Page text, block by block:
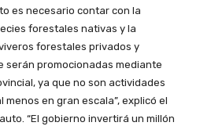
es necesario contar con la
forestales nativas y la
forestales privados y
serán promocionadas mediante
ya que no son actividades
en gran escala”, explicó el
“El gobierno invertirá un millón